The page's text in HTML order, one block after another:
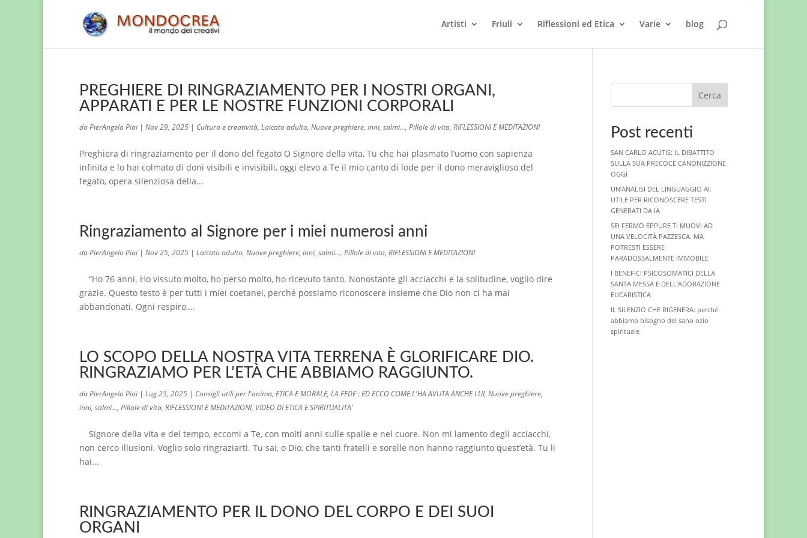
Artisti Friuli Riflessioni ed Etica Varie blog
PREGHIERE DI RINGRAZIAMENTO PER I NOSTRI ORGANI,
APPARATI E PER LE NOSTRE FUNZIONI CORPORALI
daPierAngelo Piai | Nov 29, 2025 | Cultura e creatività, Laicato adulto, Nuove preghiere, inni, salmi..., Pillole di vita, RIFLESSIONI E MEDITAZIONI
Preghiera di ringraziamento per il dono del fegato O Signore della vita, Tu che hai plasmato l’uomo con sapienza
infinita e lo hai colmato di doni visibili e invisibili, oggi elevo a Te il mio canto di lode per il dono meraviglioso del
fegato, opera silenziosa della...
Ringraziamento al Signore per i miei numerosi anni
daPierAngelo Piai | Nov 25, 2025 | Laicato adulto, Nuove preghiere, inni, salmi..., Pillole di vita, RIFLESSIONI E MEDITAZIONI
“Ho 76 anni. Ho vissuto molto, ho perso molto, ho ricevuto tanto. Nonostante gli acciacchi e la solitudine, voglio dire
grazie. Questo testo è per tutti i miei coetanei, perché possiamo riconoscere insieme che Dio non ci ha mai
abbandonati. Ogni respiro,...
LO SCOPO DELLA NOSTRA VITA TERRENA È GLORIFICARE DIO.
RINGRAZIAMO PER L’ETÀ CHE ABBIAMO RAGGIUNTO.
daPierAngelo Piai | Lug 25, 2025 | Consigli utili per l'anima, ETICA E MORALE, LA FEDE : ED ECCO COME L'HA AVUTA ANCHE LUI, Nuove preghiere,
inni, salmi..., Pillole di vita, RIFLESSIONI E MEDITAZIONI, VIDEO DI ETICA E SPIRITUALITA'
Signore della vita e del tempo, eccomi a Te, con molti anni sulle spalle e nel cuore. Non mi lamento degli acciacchi,
non cerco illusioni. Voglio solo ringraziarti. Tu sai, o Dio, che tanti fratelli e sorelle non hanno raggiunto quest’età. Tu li
hai...
RINGRAZIAMENTO PER IL DONO DEL CORPO E DEI SUOI
ORGANI
Cerca
Post recenti
SAN CARLO ACUTIS: IL DIBATTITO
SULLA SUA PRECOCE CANONIZZIONE
OGGI
UN’ANALISI DEL LINGUAGGIO AI.
UTILE PER RICONOSCERE TESTI
GENERATI DA IA
SEI FERMO EPPURE TI MUOVI AD
UNA VELOCITÀ PAZZESCA. MA
POTRESTI ESSERE
PARADOSSALMENTE IMMOBILE
I BENEFICI PSICOSOMATICI DELLA
SANTA MESSA E DELL’ADORAZIONE
EUCARISTICA
IL SILENZIO CHE RIGENERA: perché
abbiamo bisogno del sano ozio
spirituale